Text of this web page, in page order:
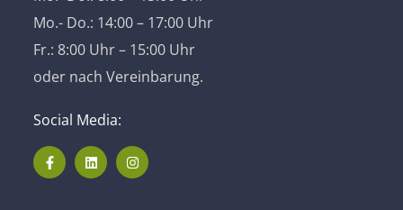
Mo.- Do.: 14:00 – 17:00 Uhr
Fr.: 8:00 Uhr – 15:00 Uhr
oder nach Vereinbarung.
Social Media: